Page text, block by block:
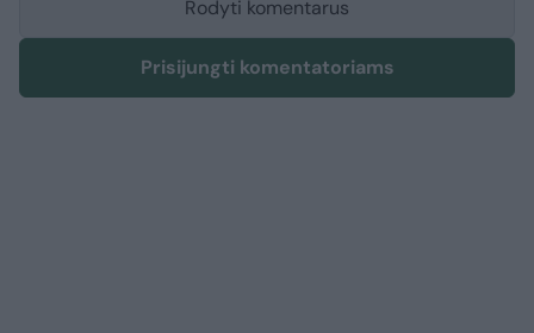
Rodyti komentarus
Prisijungti komentatoriams